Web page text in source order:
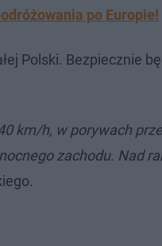
po Europie!
Polski. Bezpiecznie
km/h, w porywach
zachodu. Nad